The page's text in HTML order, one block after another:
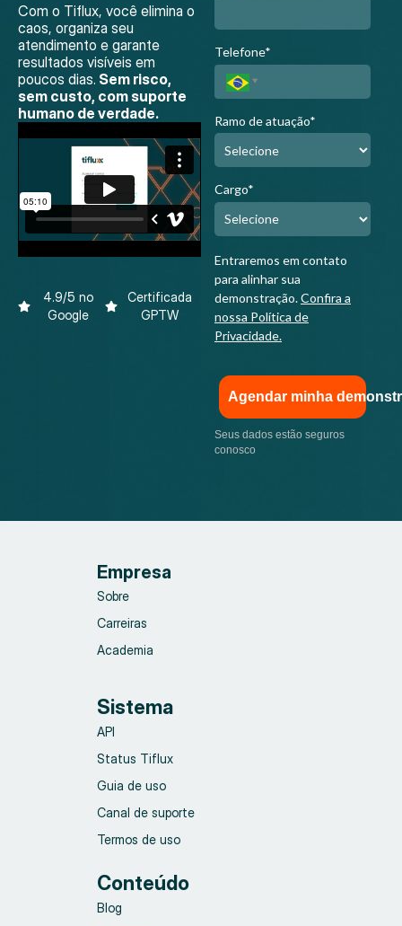
Com o Tiflux, você elimina o
caos, organiza seu
atendimento e garante
resultados visíveis em
poucos dias. Sem risco,
sem custo, com suporte
humano de verdade.
4.9/5 no
Google
Certificada
GPTW
Telefone*
Ramo de atuação*
Cargo*
Entraremos em contato
para alinhar sua
demonstração.Confira a
nossa Política de
Privacidade.
Agendar minha
Seus dados estão seguros
conosco
Empresa
Sobre
Carreiras
Academia
Sistema
API
Status Tiflux
Guia de uso
Canal de suporte
Termos de uso
Conteúdo
Blog